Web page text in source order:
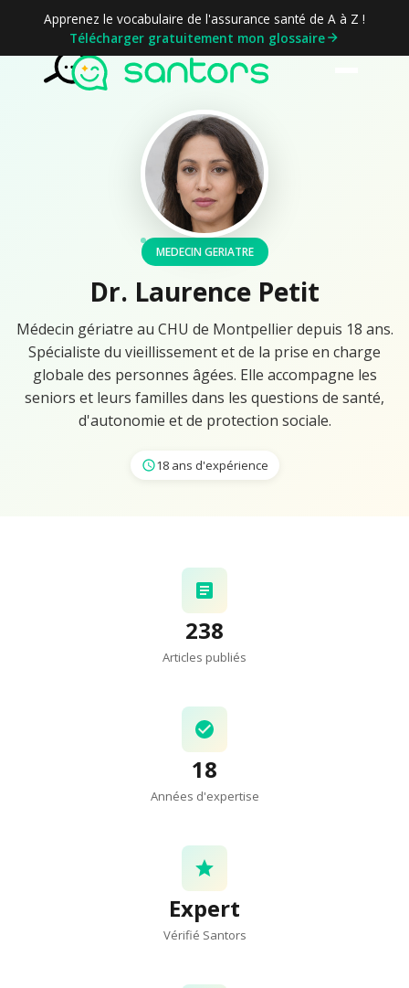
Apprenez le vocabulaire de l'assurance santé de A à Z !
Télécharger gratuitement mon glossaire
MEDECIN GERIATRE
Dr. Laurence Petit
Médecin gériatre au CHU de Montpellier depuis 18 ans.
Spécialiste du vieillissement et de la prise en charge
globale des personnes âgées. Elle accompagne les
seniors et leurs familles dans les questions de santé,
d'autonomie et de protection sociale.
18 ans d'expérience
238
Articles publiés
18
Années d'expertise
Expert
Vérifié Santors